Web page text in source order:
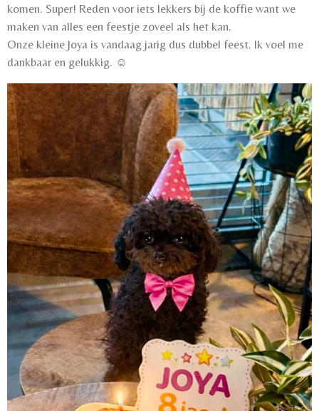
komen. Super! Reden voor iets lekkers bij de koffie want we
maken van alles een feestje zoveel als het kan.
Onze kleine Joya is vandaag jarig dus dubbel feest. Ik voel me
dankbaar en gelukkig. ☺️